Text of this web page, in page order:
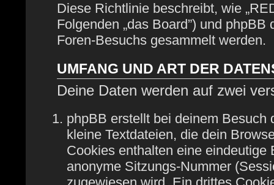
Diese Richtlinie beschreibt, wie
Folgenden „das Board”) und
Foren-Besuchs gesammelt werden.
UMFANG UND ART DER
Deine Daten werden auf zwei
phpBB erstellt bei deinem
kleine Textdateien, die dein
Cookies enthalten eine
anonyme Sitzungs-Nummer